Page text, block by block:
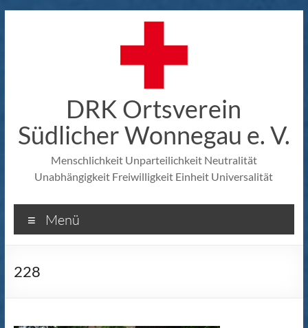
DRK Ortsverein
Südlicher Wonnegau e. V.
Menschlichkeit Unparteilichkeit Neutralität
Unabhängigkeit Freiwilligkeit Einheit Universalität
Menü
228